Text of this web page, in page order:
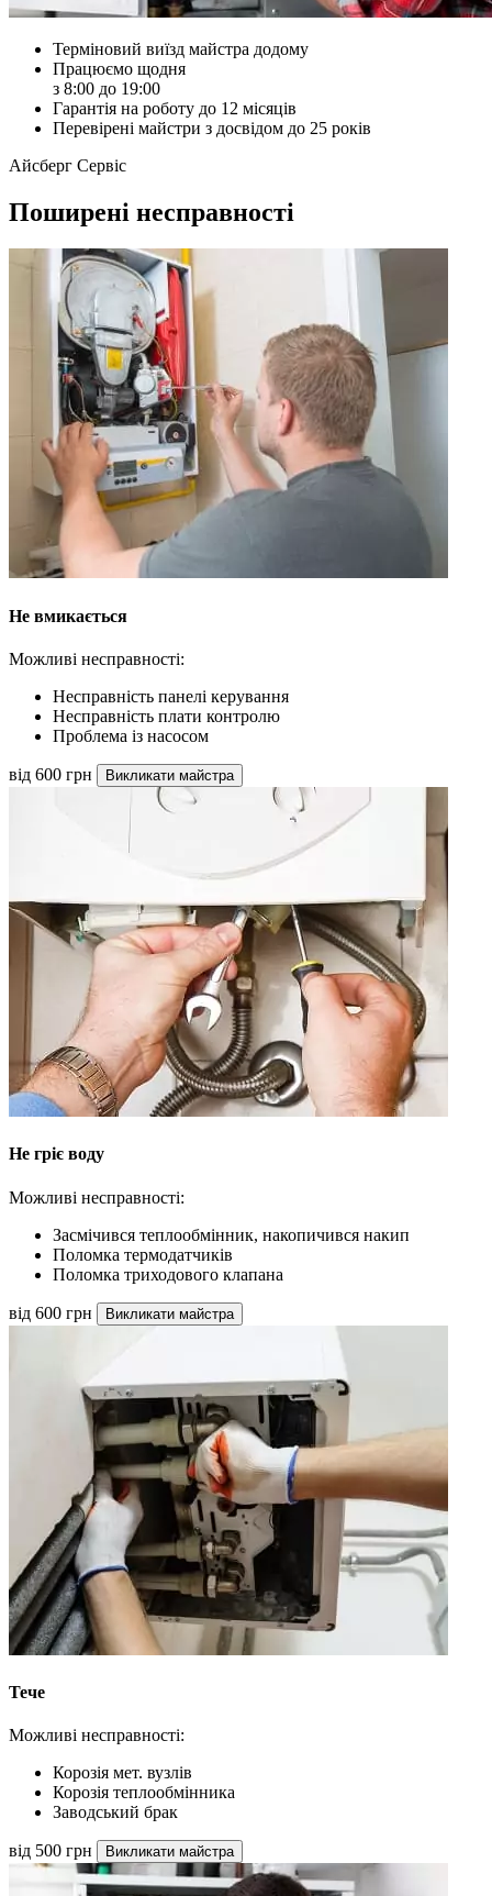
Терміновий виїзд майстра додому
Працюємо щодня
з 8:00 до 19:00
Гарантія на роботу до 12 місяців
Перевірені майстри з досвідом до 25 років
Айсберг Сервіс
Поширені несправності
Не вмикається
Можливі несправності:
Несправність панелі керування
Несправність плати контролю
Проблема із насосом
від 600 грн Викликати майстра
Не гріє воду
Можливі несправності:
Засмічився теплообмінник, накопичився накип
Поломка термодатчиків
Поломка триходового клапана
від 600 грн Викликати майстра
Тече
Можливі несправності:
Корозія мет. вузлів
Корозія теплообмінника
Заводський брак
від 500 грн Викликати майстра